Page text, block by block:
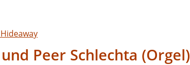
Peer Schlechta (Orgel)